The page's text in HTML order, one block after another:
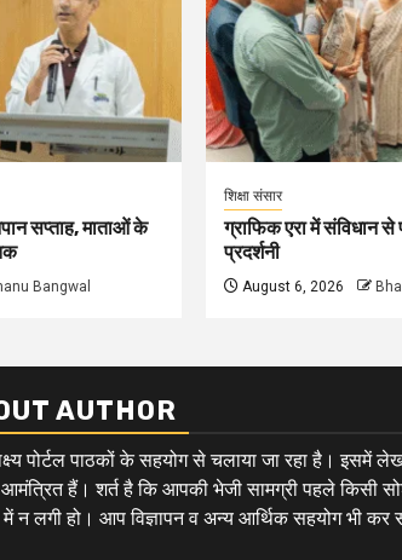
सप्ताह, माताओं के
Bangwal
शिक्षा संसार
ग्राफिक एरा में संविधान से
प्रदर्शनी
August 6, 2026
AUTHOR
पोर्टल पाठकों के सहयोग से चलाया जा रहा है। इसमें
आमंत्रित हैं। शर्त है कि आपकी भेजी सामग्री पहले किसी
में न लगी हो। आप विज्ञापन व अन्य आर्थिक सहयोग भी